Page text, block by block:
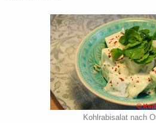
Kohlrabisalat nach